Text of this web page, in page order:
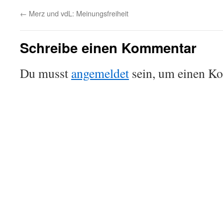
← Merz und vdL: Meinungsfreiheit
Schreibe einen Kommentar
Du musst angemeldet sein, um einen